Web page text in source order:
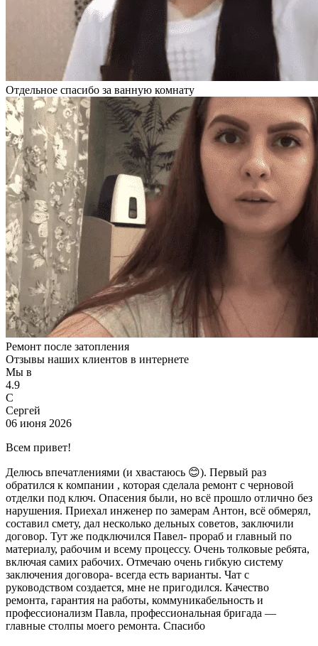
Отдельное спасибо за ванную комнату
Ремонт после затопления
Отзывы наших клиентов в интернете
Мы в
4.9
С
Сергей
06 июня 2026
Всем привет!
Делюсь впечатлениями (и хвастаюсь 😊). Первый раз
обратился к компании , которая сделала ремонт с черновой
отделки под ключ. Опасения были, но всё прошло отлично без
нарушения. Приехал инженер по замерам Антон, всё обмерял,
составил смету, дал несколько дельных советов, заключили
договор. Тут же подключился Павел- прораб и главный по
материалу, рабочим и всему процессу. Очень толковые ребята,
включая самих рабочих. Отмечаю очень гибкую систему
заключения договора- всегда есть варианты. Чат с
руководством создается, мне не пригодился. Качество
ремонта, гарантия на работы, коммуникабельность и
профессионализм Павла, профессиональная бригада —
главные столпы моего ремонта. Спасибо